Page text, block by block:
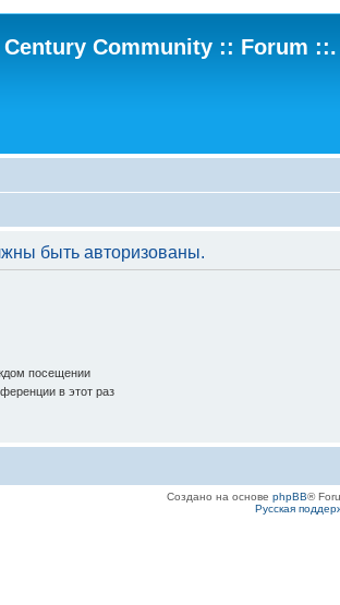
Community :: Forum ::.
быть авторизованы.
посещении
в этот раз
Создано на основе phpBB®
Русская